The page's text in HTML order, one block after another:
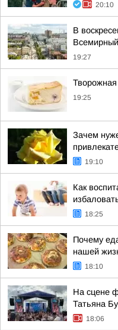
20:10
В
19:27
Творожная
19:25
Зачем
19:10
Как
18:25
Почему
нашей
18:10
На сцене
Татьяна
18:06